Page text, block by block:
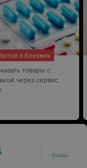
о близких
товары с
через сервис